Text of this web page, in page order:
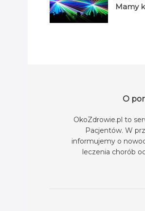
Mamy
O
OkoZdrowie.pl to
Pacjentów. W
informujemy o
leczenia chorób